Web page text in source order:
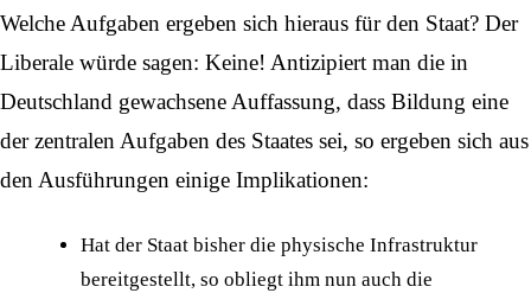
Welche Aufgaben ergeben sich hieraus für den Staat? Der
Liberale würde sagen: Keine! Antizipiert man die in
Deutschland gewachsene Auffassung, dass Bildung eine
der zentralen Aufgaben des Staates sei, so ergeben sich aus
den Ausführungen einige Implikationen:
Hat der Staat bisher die physische Infrastruktur
bereitgestellt, so obliegt ihm nun auch die